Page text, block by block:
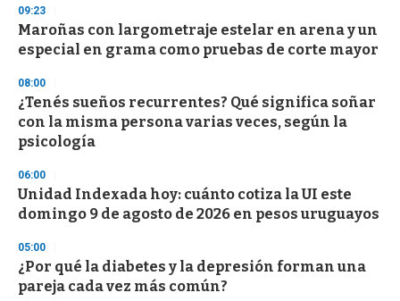
s
e
c
o
d
09:23
Maroñas con largometraje estelar en arena y un
especial en grama como pruebas de corte mayor
08:00
¿Tenés sueños recurrentes? Qué significa soñar
con la misma persona varias veces, según la
psicología
06:00
Unidad Indexada hoy: cuánto cotiza la UI este
domingo 9 de agosto de 2026 en pesos uruguayos
05:00
¿Por qué la diabetes y la depresión forman una
pareja cada vez más común?